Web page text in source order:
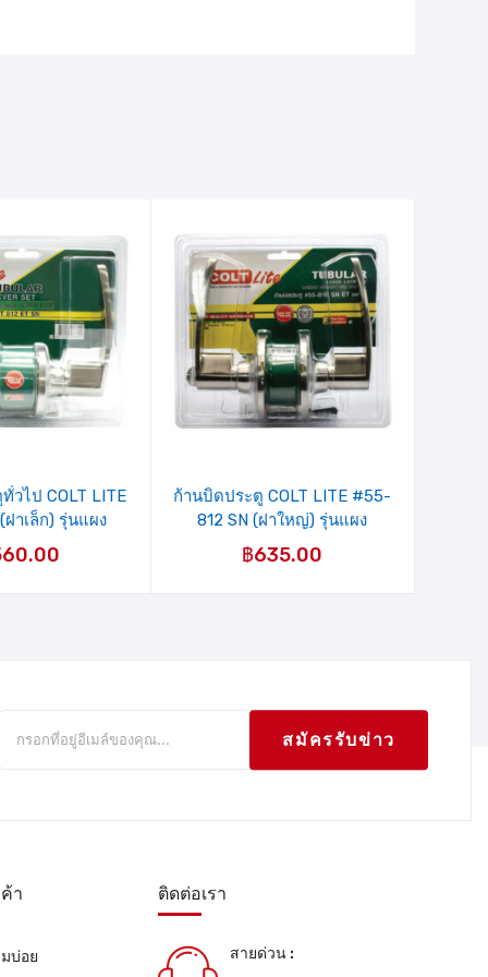
ยการ
ค้าที่
ชอบ
วไป COLT LITE
ฝาเล็ก) รุ่นแผง
รายการ
สินค้าที่
ชอบ
ก้านบิดประตู COLT LITE #55-
812 SN (ฝาใหญ่) รุ่นแผง
฿635.00
สมัครรับข่าว
า
บ่อย
ติดต่อเรา
สายด่วน :